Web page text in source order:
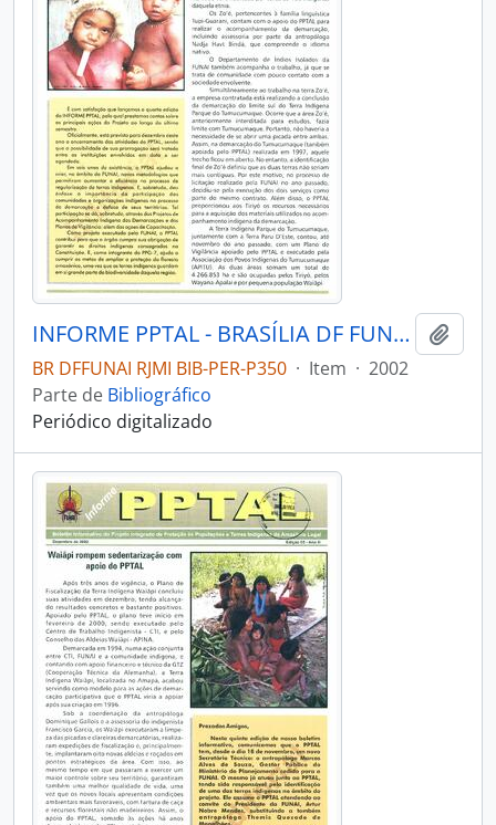
INFORME PPTAL - BRASÍLIA DF FUNAI - 2002 - Nº04
BR DFFUNAI RJMI BIB-PER-P350 · Item · 2002
Parte de Bibliográfico
Periódico digitalizado